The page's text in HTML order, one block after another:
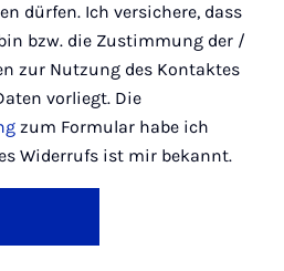
dürfen. Ich versichere, dass
bzw. die Zustimmung der /
zur Nutzung des Kontaktes
vorliegt. Die
zum Formular habe ich
Widerrufs ist mir bekannt.